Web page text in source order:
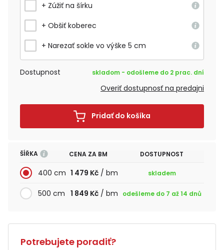
+ Zúžiť na šírku
+ Obšiť koberec
+ Narezať sokle vo výške 5 cm
Dostupnost skladom - odošleme do 2 prac. dní
Overiť dostupnosť na predajni
Pridať do košíka
ŠÍŘKA CENA ZA BM DOSTUPNOST
400 cm 1 479 Kč / bm skladem
500 cm 1 849 Kč / bm odešleme do 7 až 14 dnů
Potrebujete poradiť?